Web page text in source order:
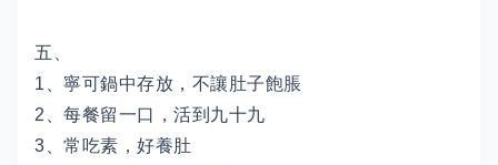
五、
1、寧可鍋中存放，不讓肚子飽脹
2、每餐留一口，活到九十九
3、常吃素，好養肚